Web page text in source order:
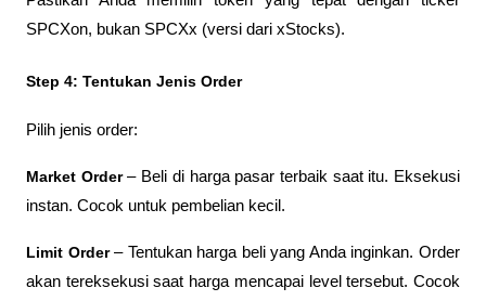
SPCXon, bukan SPCXx (versi dari xStocks).
Step 4: Tentukan Jenis Order
Pilih jenis order:
Market Order – Beli di harga pasar terbaik saat itu. Eksekusi
instan. Cocok untuk pembelian kecil.
Limit Order – Tentukan harga beli yang Anda inginkan. Order
akan tereksekusi saat harga mencapai level tersebut. Cocok